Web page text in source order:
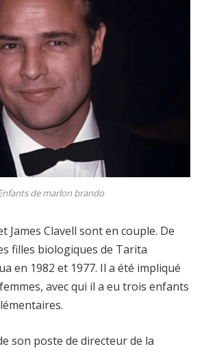
de marlon brando
James Clavell sont en couple. De
filles biologiques de Tarita
en 1982 et 1977. Il a été impliqué
avec qui il a eu trois enfants
son poste de directeur de la